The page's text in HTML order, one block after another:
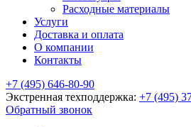
Расходные материалы
Услуги
Доставка и оплата
О компании
Контакты
+7 (495) 646-80-90
Экстренная техподдержка: +7 (495)
Обратный звонок